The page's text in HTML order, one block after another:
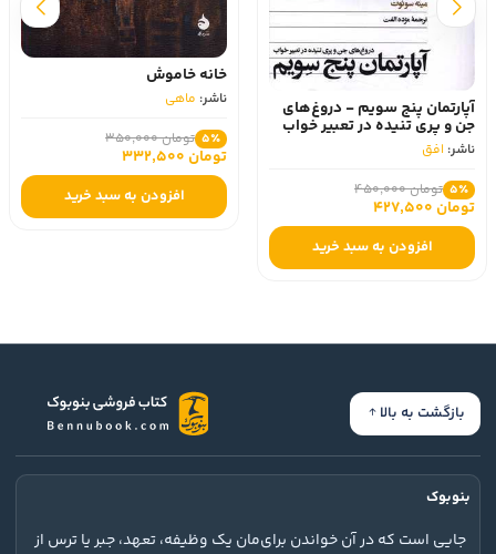
آپارتمان پنج سویم - دروغ‌های
جن و پری تنیده در تعبیر خواب
ناشر: افق
5٪ تومان 450,000
تومان 427,500
افزودن به سبد خرید
خانه خاموش
ناشر: ماهی
5٪ تومان 350,000
تومان 332,500
افزودن به سبد خرید
بازگشت به بالا
بنوبوک
جایی است که در آن خواندن برای‌مان یک وظیفه، تعهد، جبر یا ترس از